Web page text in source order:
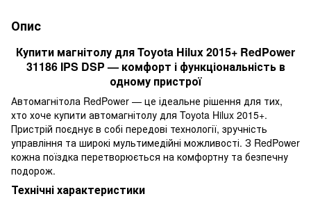
Опис
Купити магнітолу для Toyota Hilux 2015+ RedPower
31186 IPS DSP — комфорт і функціональність в
одному пристрої
Автомагнітола RedPower — це ідеальне рішення для тих,
хто хоче купити автомагнітолу для Toyota Hilux 2015+.
Пристрій поєднує в собі передові технології, зручність
управління та широкі мультимедійні можливості. З RedPower
кожна поїздка перетворюється на комфортну та безпечну
подорож.
Технічні характеристики